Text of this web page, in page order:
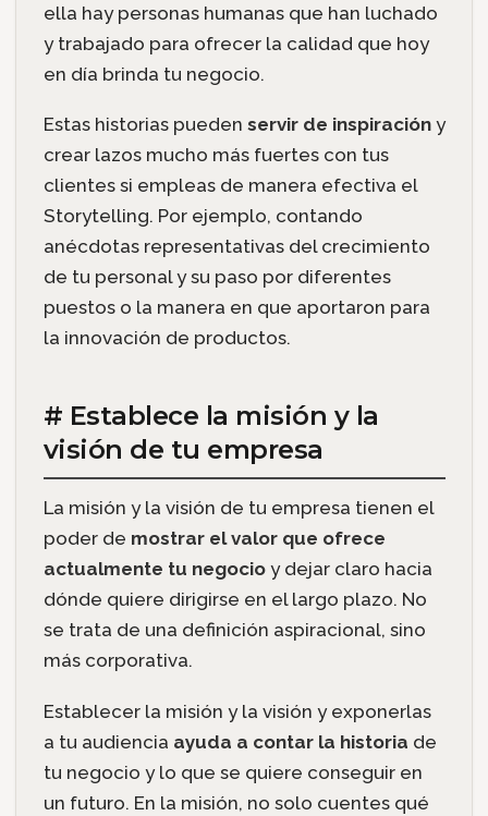
ella hay personas humanas que han luchado
y trabajado para ofrecer la calidad que hoy
en día brinda tu negocio.
Estas historias pueden servir de inspiración y
crear lazos mucho más fuertes con tus
clientes si empleas de manera efectiva el
Storytelling. Por ejemplo, contando
anécdotas representativas del crecimiento
de tu personal y su paso por diferentes
puestos o la manera en que aportaron para
la innovación de productos.
# Establece la misión y la
visión de tu empresa
La misión y la visión de tu empresa tienen el
poder de mostrar el valor que ofrece
actualmente tu negocio y dejar claro hacia
dónde quiere dirigirse en el largo plazo. No
se trata de una definición aspiracional, sino
más corporativa.
Establecer la misión y la visión y exponerlas
a tu audiencia ayuda a contar la historia de
tu negocio y lo que se quiere conseguir en
un futuro. En la misión, no solo cuentes qué